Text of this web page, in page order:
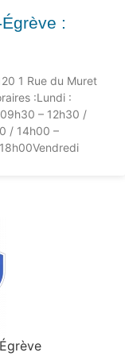
:
1 Rue du Muret
:Lundi :
– 12h30 /
/ 14h00 –